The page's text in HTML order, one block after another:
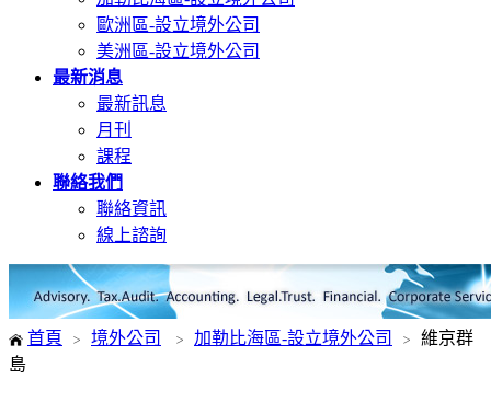
歐洲區-設立境外公司
美洲區-設立境外公司
最新消息
最新訊息
月刊
課程
聯絡我們
聯絡資訊
線上諮詢
首頁 境外公司 加勒比海區-設立境外公司
維京群
島